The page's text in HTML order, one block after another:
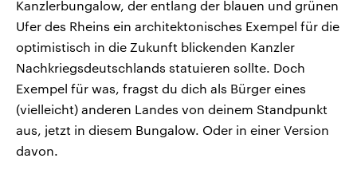
Kanzlerbungalow, der entlang der blauen und grünen
Ufer des Rheins ein architektonisches Exempel für die
optimistisch in die Zukunft blickenden Kanzler
Nachkriegsdeutschlands statuieren sollte. Doch
Exempel für was, fragst du dich als Bürger eines
(vielleicht) anderen Landes von deinem Standpunkt
aus, jetzt in diesem Bungalow. Oder in einer Version
davon.